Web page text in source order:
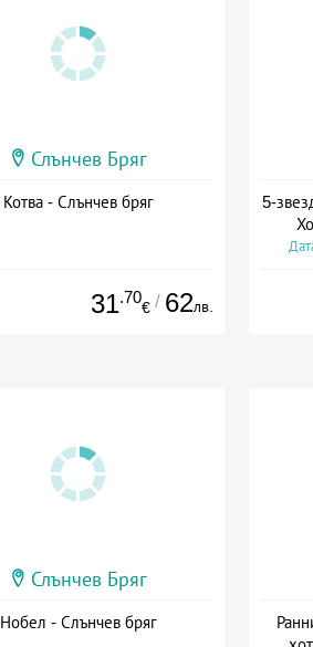
Слънчев Бряг
Котва - Слънчев бряг
31.70
€ / 62лв.
5-
Слънчев Бряг
Нобел - Слънчев бряг